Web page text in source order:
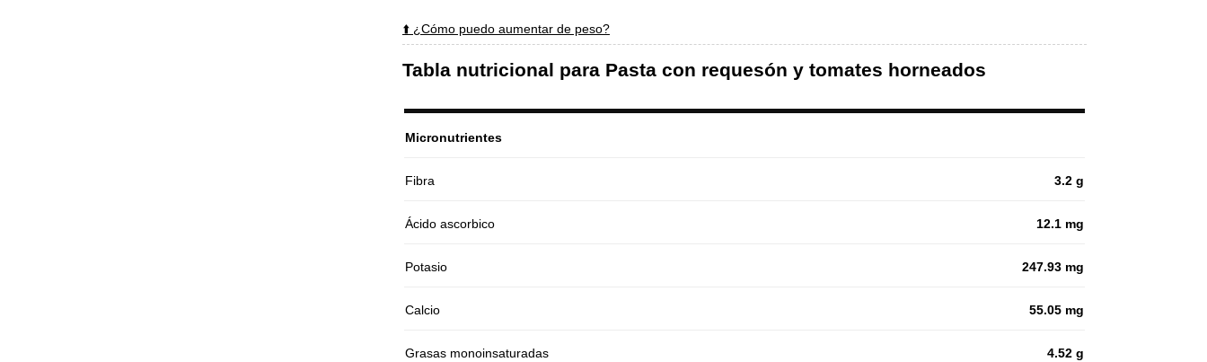
⬆️ ¿Cómo puedo aumentar de peso?
Tabla nutricional para Pasta con requesón y tomates horneados
Micronutrientes
Fibra 3.2 g
Ácido ascorbico 12.1 mg
Potasio 247.93 mg
Calcio 55.05 mg
Grasas monoinsaturadas 4.52 g